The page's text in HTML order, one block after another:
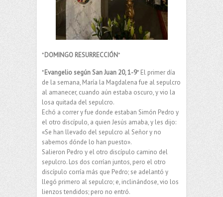
*DOMINGO RESURRECCIÓN*
*Evangelio según San Juan 20, 1-9* El primer día
de la semana, María la Magdalena fue al sepulcro
al amanecer, cuando aún estaba oscuro, y vio la
losa quitada del sepulcro.
Echó a correr y fue donde estaban Simón Pedro y
el otro discípulo, a quien Jesús amaba, y les dijo:
«Se han llevado del sepulcro al Señor y no
sabemos dónde lo han puesto».
Salieron Pedro y el otro discípulo camino del
sepulcro. Los dos corrían juntos, pero el otro
discípulo corría más que Pedro; se adelantó y
llegó primero al sepulcro; e, inclinándose, vio los
lienzos tendidos; pero no entró.